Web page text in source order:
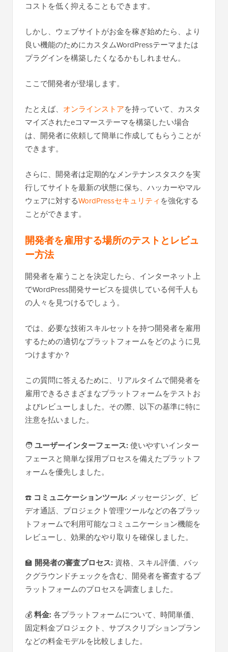
コストを低く抑えることもできます。
しかし、ウェブサイトがお金を稼ぎ始めたら、より
良い機能のためにカスタムWordPressテーマまたは
プラグインを構築したくなるかもしれません。
ここで開発者が登場します。
たとえば、 オンラインストアを持っていて、カスタ
マイズされたeコマーステーマを構築したい場合
は、開発者に依頼して簡単に作成してもらうことが
できます。
さらに、開発者は定期的なメンテナンスタスクを実
行してサイトを最新の状態に保ち、ハッカーやマル
ウェアに対するWordPressセキュリティ を強化する
ことができます。
開発者を雇用する場所のテストとレビュ
ー方法
開発者を雇うことを決定したら、インターネット上
でWordPress開発サービスを提供している何千人も
の人々を見つけるでしょう。
では、必要な技術スキルセットを持つ開発者を雇用
するための適切なプラットフォームをどのように見
つけますか？
この質問に答えるために、リアルタイムで開発者を
雇用できるさまざまなプラットフォームをテストお
よびレビューしました。その際、以下の基準に特に
注意を払いました。
🧑 ユーザーインターフェース: 使いやすいインター
フェースと簡単な採用プロセスを備えたプラットフ
ォームを優先しました。
☎️ コミュニケーションツール: メッセージング、ビ
デオ通話、プロジェクト管理ツールなどの各プラッ
トフォームで利用可能なコミュニケーション機能を
レビューし、効果的なやり取りを確保しました。
🏫 開発者の審査プロセス: 資格、スキル評価、バッ
クグラウンドチェックを含む、開発者を審査するプ
ラットフォームのプロセスを調査しました。
💰料金: 各プラットフォームについて、時間単価、
固定料金プロジェクト、サブスクリプションプラン
などの料金モデルを比較しました。